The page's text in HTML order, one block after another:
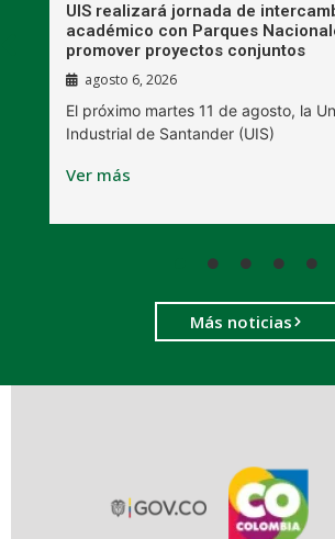
UIS realizará jornada de
académico con Parques
promover proyectos conjuntos
agosto 6, 2026
El próximo martes 11 de agosto, la
Industrial de Santander (UIS)
Ver más
Más noticias